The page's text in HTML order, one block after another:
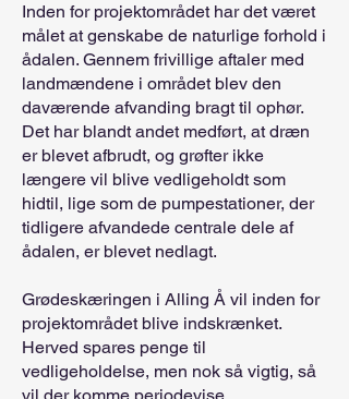
Inden for projektområdet har det været
målet at genskabe de naturlige forhold i
ådalen. Gennem frivillige aftaler med
landmændene i området blev den
daværende afvanding bragt til ophør.
Det har blandt andet medført, at dræn
er blevet afbrudt, og grøfter ikke
længere vil blive vedligeholdt som
hidtil, lige som de pumpestationer, der
tidligere afvandede centrale dele af
ådalen, er blevet nedlagt.
Grødeskæringen i Alling Å vil inden for
projektområdet blive indskrænket.
Herved spares penge til
vedligeholdelse, men nok så vigtig, så